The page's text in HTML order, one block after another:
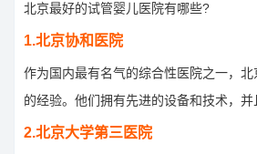
北京最好的试管婴儿医院有哪些?
1.北京协和医院
作为国内最有名气的综合性医院之一，
的经验。他们拥有先进的设备和技术，
2.北京大学第三医院